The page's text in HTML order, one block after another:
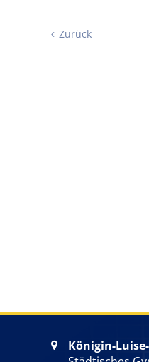
Zurück

Königin-